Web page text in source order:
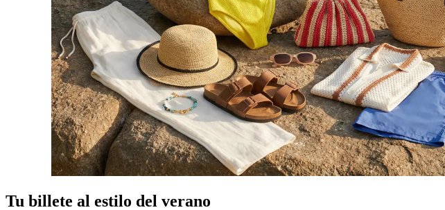
Tu billete al estilo del verano